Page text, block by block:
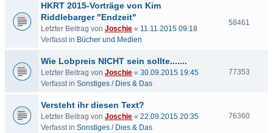
HKRT 2015-Vorträge von Kim
Riddlebarger "Endzeit"
Letzter Beitrag von Joschie « 11.11.2015 09:18
Verfasst in Bücher und Medien
58461
Wie Lobpreis NICHT sein sollte.......
Letzter Beitrag von Joschie « 30.09.2015 19:45
Verfasst in Sonstiges / Dies & Das
77353
Versteht ihr diesen Text?
Letzter Beitrag von Joschie « 22.09.2015 20:35
Verfasst in Sonstiges / Dies & Das
76360